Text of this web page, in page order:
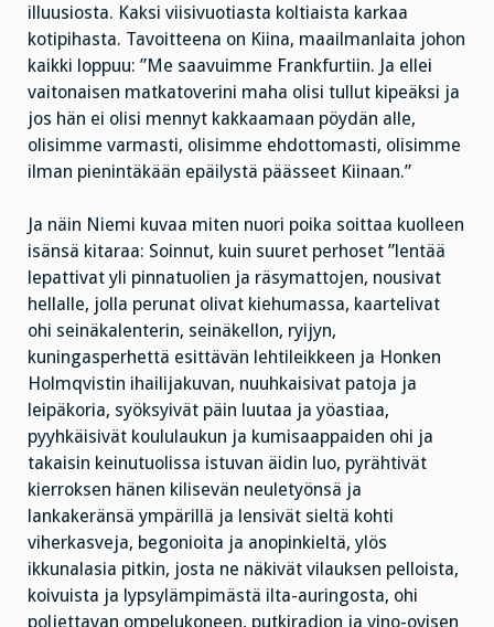
illuusiosta. Kaksi viisivuotiasta koltiaista karkaa
kotipihasta. Tavoitteena on Kiina, maailmanlaita johon
kaikki loppuu: ”Me saavuimme Frankfurtiin. Ja ellei
vaitonaisen matkatoverini maha olisi tullut kipeäksi ja
jos hän ei olisi mennyt kakkaamaan pöydän alle,
olisimme varmasti, olisimme ehdottomasti, olisimme
ilman pienintäkään epäilystä päässeet Kiinaan.”
Ja näin Niemi kuvaa miten nuori poika soittaa kuolleen
isänsä kitaraa: Soinnut, kuin suuret perhoset ”lentää
lepattivat yli pinnatuolien ja räsymattojen, nousivat
hellalle, jolla perunat olivat kiehumassa, kaartelivat
ohi seinäkalenterin, seinäkellon, ryijyn,
kuningasperhettä esittävän lehtileikkeen ja Honken
Holmqvistin ihailijakuvan, nuuhkaisivat patoja ja
leipäkoria, syöksyivät päin luutaa ja yöastiaa,
pyyhkäisivät koululaukun ja kumisaappaiden ohi ja
takaisin keinutuolissa istuvan äidin luo, pyrähtivät
kierroksen hänen kilisevän neuletyönsä ja
lankakeränsä ympärillä ja lensivät sieltä kohti
viherkasveja, begonioita ja anopinkieltä, ylös
ikkunalasia pitkin, josta ne näkivät vilauksen pelloista,
koivuista ja lypsylämpimästä ilta-auringosta, ohi
poljettavan ompelukoneen, putkiradion ja vino-ovisen